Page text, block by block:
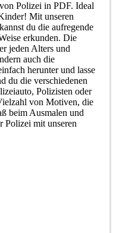
Polizei in PDF. Ideal
Mit unseren
du die aufregende
erkunden. Die
jeden Alters und
auch die
herunter und lasse
du die verschiedenen
Polizisten oder
von Motiven, die
beim Ausmalen und
Polizei mit unseren